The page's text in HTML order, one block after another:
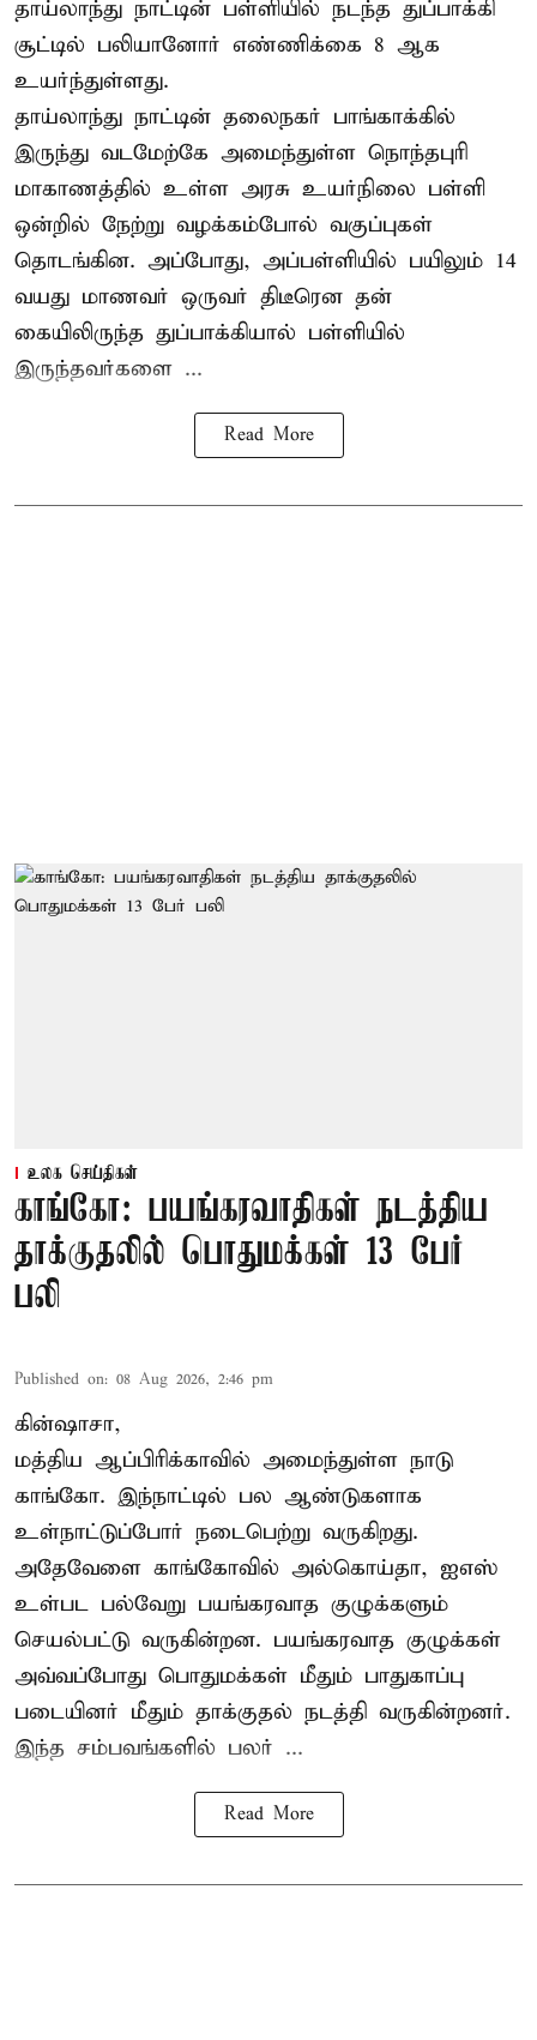
தாய்லாந்து நாட்டின் பள்ளியில் நடந்த துப்பாக்கி
சூட்டில் பலியானோர் எண்ணிக்கை 8 ஆக
உயர்ந்துள்ளது.
தாய்லாந்து நாட்டின் தலைநகர் பாங்காக்கில்
இருந்து வடமேற்கே அமைந்துள்ள நொந்தபுரி
மாகாணத்தில் உள்ள அரசு உயர்நிலை பள்ளி
ஒன்றில் நேற்று வழக்கம்போல் வகுப்புகள்
தொடங்கின. அப்போது, அப்பள்ளியில் பயிலும் 14
வயது மாணவர் ஒருவர் திடீரென தன்
கையிலிருந்த துப்பாக்கியால் பள்ளியில்
இருந்தவர்களை ...
Read More
உலக செய்திகள்
காங்கோ: பயங்கரவாதிகள் நடத்திய
தாக்குதலில் பொதுமக்கள் 13 பேர்
பலி
Published on: 08 Aug 2026, 2:46 pm
கின்ஷாசா,
மத்திய ஆப்பிரிக்காவில் அமைந்துள்ள நாடு
காங்கோ. இந்நாட்டில் பல ஆண்டுகளாக
உள்நாட்டுப்போர் நடைபெற்று வருகிறது.
அதேவேளை காங்கோவில் அல்கொய்தா, ஐஎஸ்
உள்பட பல்வேறு பயங்கரவாத குழுக்களும்
செயல்பட்டு வருகின்றன. பயங்கரவாத குழுக்கள்
அவ்வப்போது பொதுமக்கள் மீதும் பாதுகாப்பு
படையினர் மீதும் தாக்குதல் நடத்தி வருகின்றனர்.
இந்த சம்பவங்களில் பலர் ...
Read More